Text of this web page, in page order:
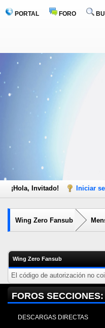
PORTAL FORO
¡Hola, Invitado! Iniciar
Wing Zero Fansub
Wing Zero Fansub
El código de autorización no
FOROS SECCIONES:
DESCARGAS DIRECTAS